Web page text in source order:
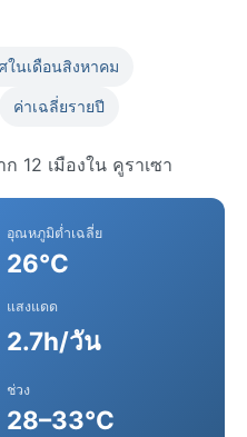
ในเดือนสิงหาคม
ค่าเฉลี่ยรายปี
12 เมืองใน คูราเซา
อุณหภูมิต่ำเฉลี่ย
26°C
แสงแดด
2.7h/วัน
ช่วง
28–33°C